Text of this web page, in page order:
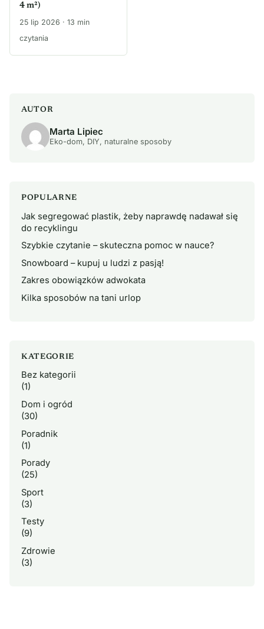
4 m²)
25 lip 2026 · 13 min
czytania
AUTOR
Marta Lipiec
Eko-dom, DIY, naturalne sposoby
POPULARNE
Jak segregować plastik, żeby naprawdę nadawał się
do recyklingu
Szybkie czytanie – skuteczna pomoc w nauce?
Snowboard – kupuj u ludzi z pasją!
Zakres obowiązków adwokata
Kilka sposobów na tani urlop
KATEGORIE
Bez kategorii
(1)
Dom i ogród
(30)
Poradnik
(1)
Porady
(25)
Sport
(3)
Testy
(9)
Zdrowie
(3)